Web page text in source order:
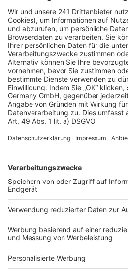
Barrierefreiheit
Cookie Einstellungen
Rechtliches
AGB-Übersicht
Datenschutz
Impressum
Services
Bauprojekt-Quiz
Häuser-Suche
Hausanbieter-Suche
Bauprojekt-Profil
Für Unternehmen